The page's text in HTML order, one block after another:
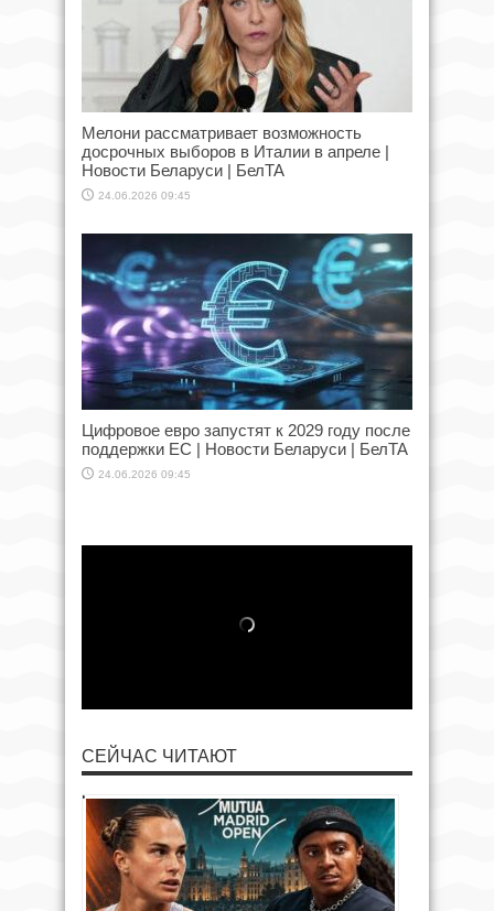
Мелони рассматривает возможность
досрочных выборов в Италии в апреле |
Новости Беларуси | БелТА
24.06.2026 09:45
Цифровое евро запустят к 2029 году после
поддержки ЕС | Новости Беларуси | БелТА
24.06.2026 09:45
СЕЙЧАС ЧИТАЮТ